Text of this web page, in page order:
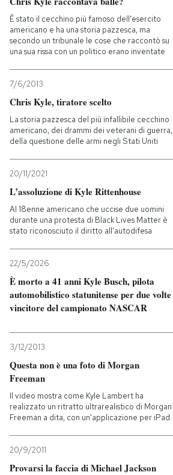
È stato il cecchino più famoso dell'esercito
americano e ha una storia pazzesca, ma
secondo un tribunale le cose che raccontò su
una sua rissa con un politico erano inventate
7/6/2013
Chris Kyle, tiratore scelto
La storia pazzesca del più infallibile cecchino
americano, dei drammi dei veterani di guerra,
della questione delle armi negli Stati Uniti
20/11/2021
L’assoluzione di Kyle Rittenhouse
Al 18enne americano che uccise due uomini
durante una protesta di Black Lives Matter è
stato riconosciuto il diritto all'autodifesa
22/5/2026
È morto a 41 anni Kyle Busch, pilota
automobilistico statunitense per due volte
vincitore del campionato NASCAR
3/12/2013
Questa non è una foto di Morgan
Freeman
Il video mostra come Kyle Lambert ha
realizzato un ritratto ultrarealistico di Morgan
Freeman a dita, con un'applicazione per iPad.
20/9/2011
Provarsi la faccia di Michael Jackson